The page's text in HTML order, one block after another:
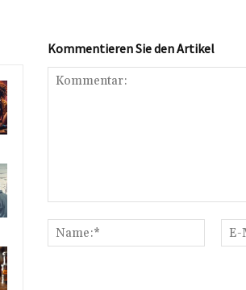
Kommentieren Sie den Artikel
Name:*